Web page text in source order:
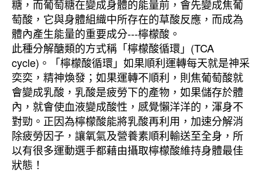
糖，而葡萄糖在變成身體的能量前，會先變成焦葡
萄酸，它與身體組織中所存在的草酸反應，而成為
體內產生能量的重要成分---檸檬酸。
此種分解醣類的方式稱「檸檬酸循環」(TCA
cycle)。「檸檬酸循環」如果順利運轉每天就是神采
奕奕，精神煥發；如果運轉不順利，則焦葡萄酸就
會變成乳酸，乳酸是疲勞下的產物，如果儲存於體
內，就會使血液變成酸性，感覺懶洋洋的，渾身不
對勁。正因為檸檬酸能將乳酸再利用，加速分解消
除疲勞因子，讓氧氣及營養素順利輸送至全身，所
以有很多運動選手都藉由攝取檸檬酸維持身體最佳
狀態！